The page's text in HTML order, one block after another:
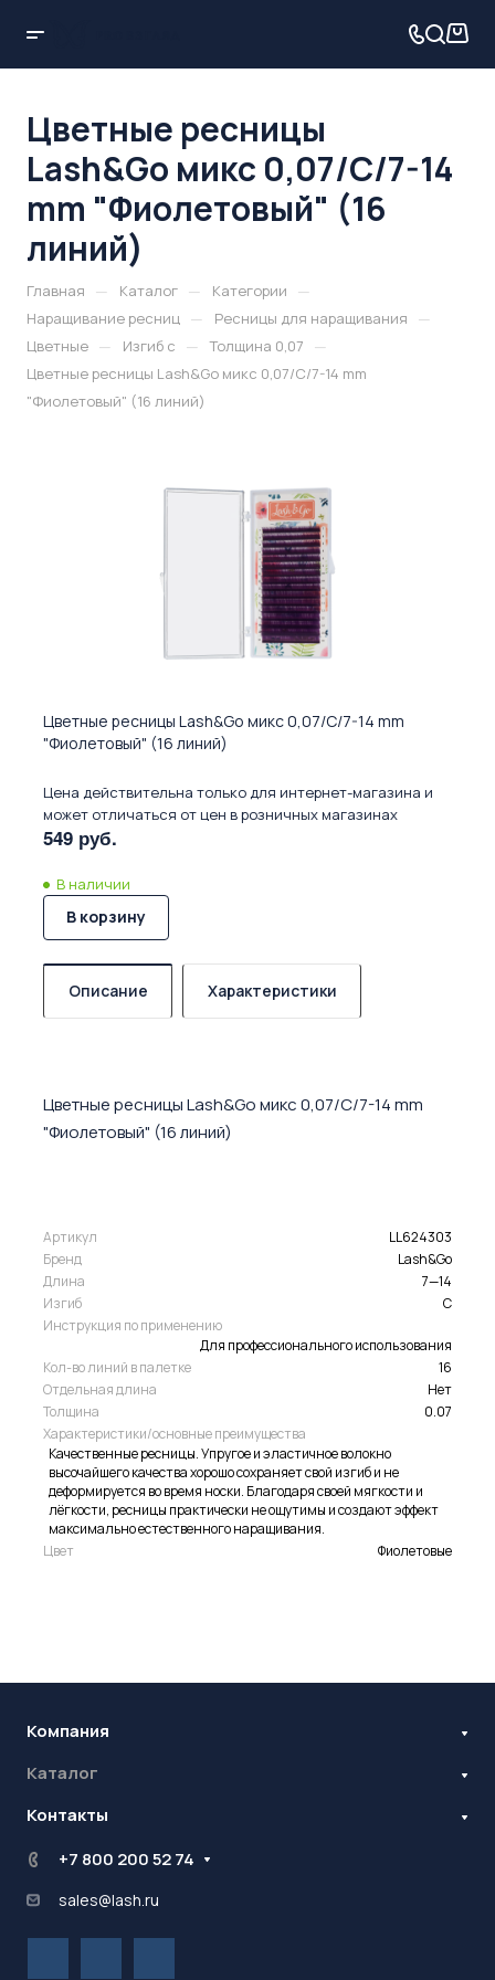
Цветные ресницы
Lash&Go микс 0,07/C/7-14
mm "Фиолетовый" (16
линий)
Главная — Каталог — Категории —
Наращивание ресниц — Ресницы для наращивания —
Цветные — Изгиб c — Толщина 0,07 —
Цветные ресницы Lash&Go микс 0,07/C/7-14 mm
"Фиолетовый" (16 линий)
Цветные ресницы Lash&Go микс 0,07/C/7-14 mm
"Фиолетовый" (16 линий)
Цена действительна только для интернет-магазина и
может отличаться от цен в розничных магазинах
549 руб.
В наличии
В корзину
Описание Характеристики
Цветные ресницы Lash&Go микс 0,07/C/7-14 mm
"Фиолетовый" (16 линий)
Артикул
LL624303
Бренд
Lash&Go
Длина
7—14
Изгиб
C
Инструкция по применению
Для профессионального использования
Кол-во линий в палетке
16
Отдельная длина
Нет
Толщина
0.07
Характеристики/основные преимущества
Качественные ресницы. Упругое и эластичное волокно
высочайшего качества хорошо сохраняет свой изгиб и не
деформируется во время носки. Благодаря своей мягкости и
лёгкости, ресницы практически не ощутимы и создают эффект
максимально естественного наращивания.
Цвет
Фиолетовые
Компания
Бренды
Блог
Каталог
Наращивание ресниц
Ламинирование ресниц и бровей
Контакты
Стань оптовиком
Контрактное производство
+7 800 200 52 74
sales@lash.ru